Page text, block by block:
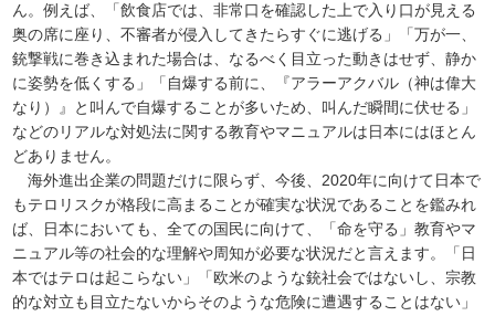
ん。例えば、「飲食店では、非常口を確認した上で入り口が見える
奥の席に座り、不審者が侵入してきたらすぐに逃げる」「万が一、
銃撃戦に巻き込まれた場合は、なるべく目立った動きはせず、静か
に姿勢を低くする」「自爆する前に、『アラーアクバル（神は偉大
なり）』と叫んで自爆することが多いため、叫んだ瞬間に伏せる」
などのリアルな対処法に関する教育やマニュアルは日本にはほとん
どありません。
海外進出企業の問題だけに限らず、今後、2020年に向けて日本で
もテロリスクが格段に高まることが確実な状況であることを鑑みれ
ば、日本においても、全ての国民に向けて、「命を守る」教育やマ
ニュアル等の社会的な理解や周知が必要な状況だと言えます。「日
本ではテロは起こらない」「欧米のような銃社会ではないし、宗教
的な対立も目立たないからそのような危険に遭遇することはない」